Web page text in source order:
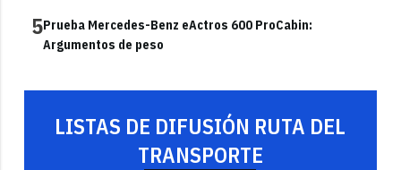
5Prueba Mercedes-Benz eActros 600 ProCabin:
Argumentos de peso
LISTAS DE DIFUSIÓN RUTA DEL
TRANSPORTE